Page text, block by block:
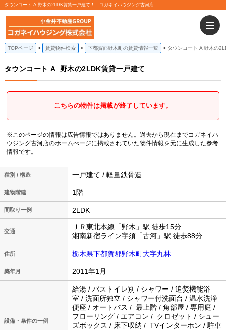
タウンコート A 野木の2LDK賃貸一戸建て！｜コガネイハウジング古河店
TOPページ 賃貸物件検索 下都賀郡野木町の賃貸情報一覧 タウンコート A 野木の
タウンコート A 野木の2LDK賃貸一戸建て
こちらの物件は掲載が終了しています。
※このページの情報は広告情報ではありません。過去から現在までコガネイハ
ウジング古河店のホームぺージに掲載されていた物件情報を元に生成した参考
情報です。
種別 / 構造 一戸建て / 軽量鉄骨造
建物階建 1階
間取り一例 2LDK
交通
ＪＲ東北本線「野木」駅 徒歩15分
湘南新宿ライン宇須「古河」駅 徒歩88分
住所 栃木県下都賀郡野木町大字丸林
築年月 2011年1月
設備・条件の一例
給湯 / バストイレ別 / シャワー / 追焚機能浴
室 / 洗面所独立 / シャワー付洗面台 / 温水洗浄
便座 / オートバス / 最上階 / 角部屋 / 専用庭 /
フローリング / エアコン / クロゼット / シュー
ズボックス / 床下収納 / TVインターホン / 駐車